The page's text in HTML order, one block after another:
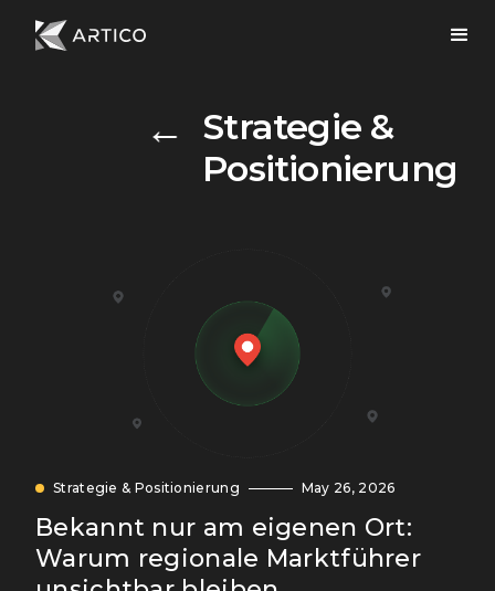
→ Strategie &
Positionierung
Strategie & Positionierung May 26, 2026
Bekannt nur am eigenen Ort:
Warum regionale Marktführer